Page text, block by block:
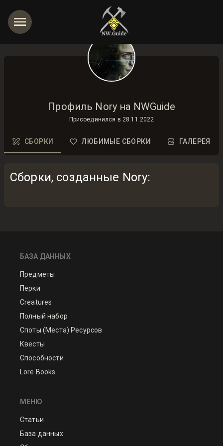
Профиль Nory на NWGuide
Присоединился в 28.11.2022
СБОРКИ ЛЮБИМЫЕ СБОРКИ ГАЛЕРЕЯ
Сборки, созданные Nory:
БАЗА ДАННЫХ
Предметы
Перки
Creatures
Полный набор
Споты (Места) Ресурсов
Квесты
Способности
Lore Books
МЕНЮ
Статьи
База данных